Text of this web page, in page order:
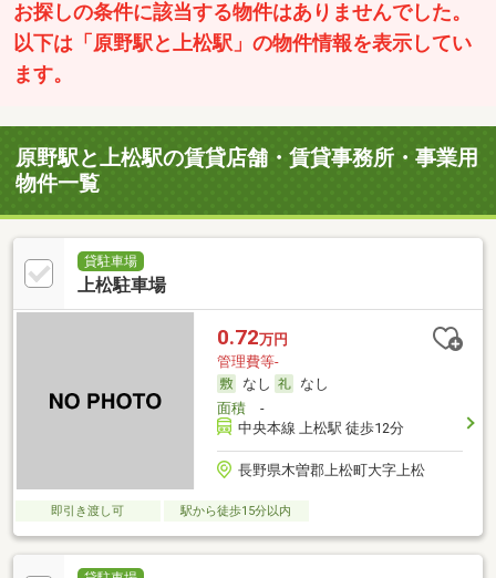
お探しの条件に該当する物件はありませんでした。
以下は「原野駅と上松駅」の物件情報を表示してい
ます。
原野駅と上松駅の賃貸店舗・賃貸事務所・事業用
物件一覧
貸駐車場
上松駐車場
0.72万円
管理費等-
なし
なし
面積-
中央本線 上松駅 徒歩12分
長野県木曽郡上松町大字上松
即引き渡し可 駅から徒歩15分以内